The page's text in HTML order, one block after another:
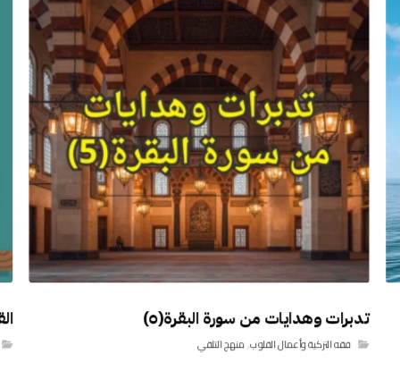
تدبرات وهدايات من سورة البقرة(٥)
فقه التزكية وأعمال القلوب,منهج التلقي